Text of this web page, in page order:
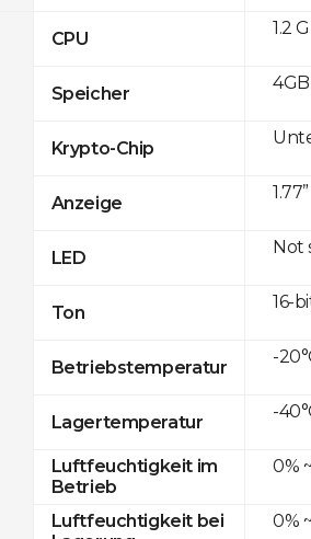
CPU
Speicher
Krypto-Chip
Anzeige
LED
Ton
Betriebstemperatur
Lagertemperatur
Luftfeuchtigkeit im
Betrieb
Luftfeuchtigkeit bei
1.2
Not
16-
-
-
0%
0%